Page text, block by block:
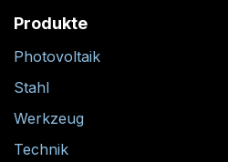
Produkte
Photovoltaik
Stahl
Werkzeug
Technik